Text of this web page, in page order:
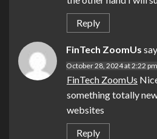
Reply
FinTech ZoomUs
October 28, 2024 at 2:22 pm
FinTech ZoomUs
something totally
websites
Reply